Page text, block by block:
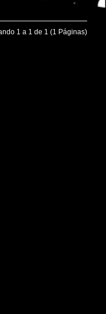
1 a 1 de 1 (1 Páginas)